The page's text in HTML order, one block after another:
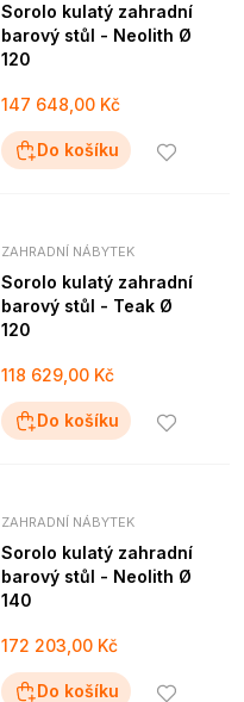
Sorolo kulatý zahradní
barový stůl - Neolith Ø
120
147 648,00 Kč
Do košíku
ZAHRADNÍ NÁBYTEK
Sorolo kulatý zahradní
barový stůl - Teak Ø
120
118 629,00 Kč
Do košíku
ZAHRADNÍ NÁBYTEK
Sorolo kulatý zahradní
barový stůl - Neolith Ø
140
172 203,00 Kč
Do košíku